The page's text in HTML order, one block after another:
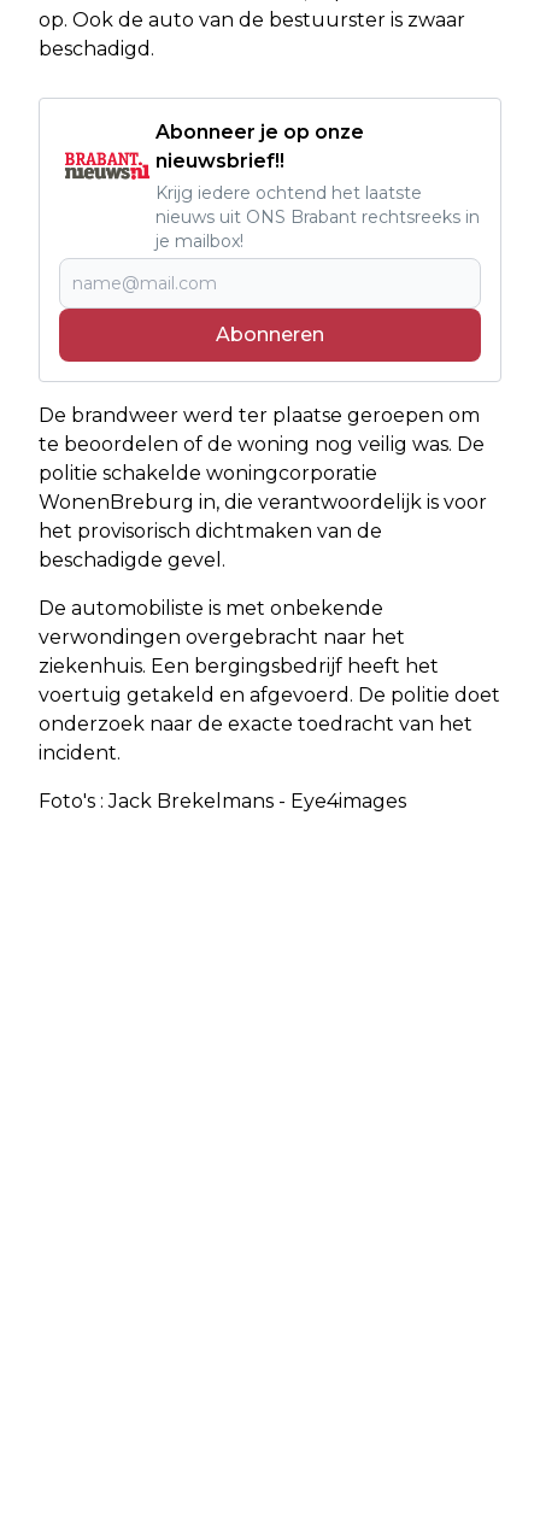
op. Ook de auto van de bestuurster is zwaar
beschadigd.
Abonneer je op onze
nieuwsbrief!!
Krijg iedere ochtend het laatste
nieuws uit ONS Brabant rechtsreeks in
je mailbox!
Abonneren
De brandweer werd ter plaatse geroepen om
te beoordelen of de woning nog veilig was. De
politie schakelde woningcorporatie
WonenBreburg in, die verantwoordelijk is voor
het provisorisch dichtmaken van de
beschadigde gevel.
De automobiliste is met onbekende
verwondingen overgebracht naar het
ziekenhuis. Een bergingsbedrijf heeft het
voertuig getakeld en afgevoerd. De politie doet
onderzoek naar de exacte toedracht van het
incident.
Foto's : Jack Brekelmans - Eye4images